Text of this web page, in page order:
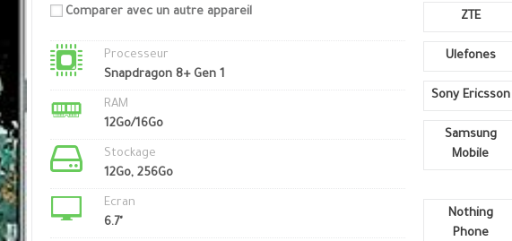
Comparer avec un autre appareil
Processeur
Snapdragon 8+ Gen 1
RAM
12Go/16Go
Stockage
12Go, 256Go
Ecran
6.7"
ZTE
Ulefones
Sony Ericsson
Samsung
Mobile
Nothing
Phone